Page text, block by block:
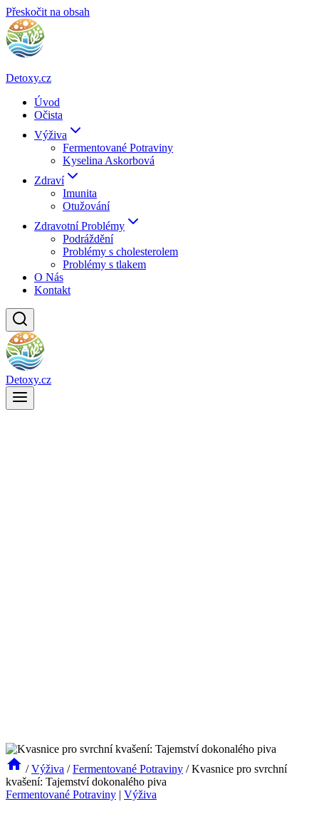
Přeskočit na obsah
Detoxy.cz
Úvod
Očista
Výživa
Fermentované Potraviny
Kyselina Askorbová
Zdraví
Imunita
Otužování
Zdravotní Problémy
Podráždění
Problémy s cholesterolem
Problémy s tlakem
O Nás
Kontakt
Detoxy.cz
/ Výživa / Fermentované Potraviny / Kvasnice pro svrchní
kvašení: Tajemství dokonalého piva
Fermentované Potraviny | Výživa